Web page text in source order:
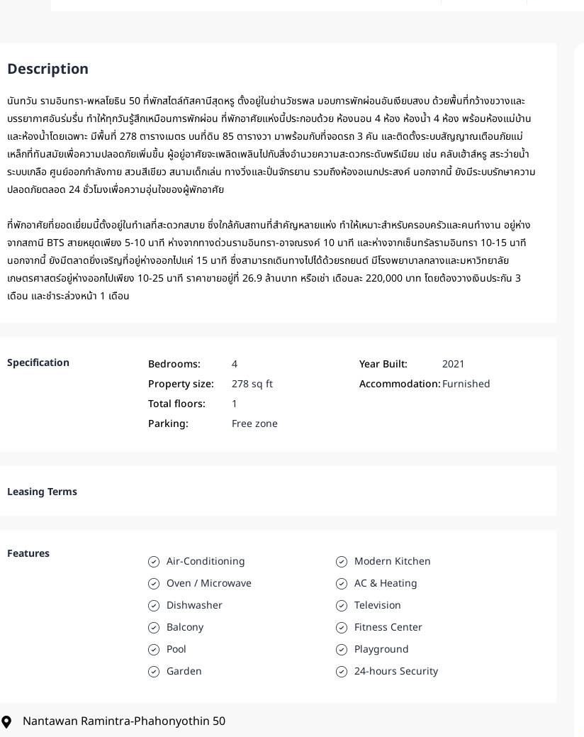
Description
นันทวัน รามอินทรา-พหลโยธิน 50 ที่พักสไตล์ทัสคานีสุดหรู ตั้งอยู่ในย่านวัชรพล มอบการพักผ่อนอันเงียบสงบ ด้วยพื้นที่กว้างขวางและ
บรรยากาศอันร่มรื่น ทำให้ทุกวันรู้สึกเหมือนการพักผ่อน ที่พักอาศัยแห่งนี้ประกอบด้วย ห้องนอน 4 ห้อง ห้องน้ำ 4 ห้อง พร้อมห้องแม่บ้าน
และห้องน้ำโดยเฉพาะ มีพื้นที่ 278 ตารางเมตร บนที่ดิน 85 ตารางวา มาพร้อมกับที่จอดรถ 3 คัน และติดตั้งระบบสัญญาณเตือนภัยแม่
เหล็กที่ทันสมัยเพื่อความปลอดภัยเพิ่มขึ้น ผู้อยู่อาศัยจะเพลิดเพลินไปกับสิ่งอำนวยความสะดวกระดับพรีเมียม เช่น คลับเฮ้าส์หรู สระว่ายน้ำ
ระบบเกลือ ศูนย์ออกกำลังกาย สวนสีเขียว สนามเด็กเล่น ทางวิ่งและปั่นจักรยาน รวมถึงห้องอเนกประสงค์ นอกจากนี้ ยังมีระบบรักษาความ
ปลอดภัยตลอด 24 ชั่วโมงเพื่อความอุ่นใจของผู้พักอาศัย
ที่พักอาศัยที่ยอดเยี่ยมนี้ตั้งอยู่ในทำเลที่สะดวกสบาย ซึ่งใกล้กับสถานที่สำคัญหลายแห่ง ทำให้เหมาะสำหรับครอบครัวและคนทำงาน อยู่ห่าง
จากสถานี BTS สายหยุดเพียง 5-10 นาที ห่างจากทางด่วนรามอินทรา-อาจณรงค์ 10 นาที และห่างจากเซ็นทรัลรามอินทรา 10-15 นาที
นอกจากนี้ ยังมีตลาดยิ่งเจริญที่อยู่ห่างออกไปแค่ 15 นาที ซึ่งสามารถเดินทางไปได้ด้วยรถยนต์ มีโรงพยาบาลกลางและมหาวิทยาลัย
เกษตรศาสตร์อยู่ห่างออกไปเพียง 10-25 นาที ราคาขายอยู่ที่ 26.9 ล้านบาท หรือเช่า เดือนละ 220,000 บาท โดยต้องวางเงินประกัน 3
เดือน และชำระล่วงหน้า 1 เดือน
Specification Bedrooms:
4
Property size:
278 sq ft
Total floors:
1
Parking:
Free zone
Year Built:
2021
Accommodation:Furnished
Leasing Terms
Features
Air-Conditioning
Modern Kitchen
Oven / Microwave
AC & Heating
Dishwasher
Television
Balcony
Fitness Center
Pool
Playground
Garden
24-hours Security
Nantawan Ramintra-Phahonyothin 50